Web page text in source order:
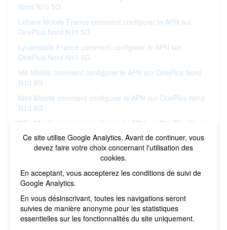
Ce site utilise Google Analytics. Avant de continuer, vous
devez faire votre choix concernant l'utilisation des
cookies.
En acceptant, vous accepterez les conditions de suivi de
Google Analytics.
En vous désinscrivant, toutes les navigations seront
suivies de manière anonyme pour les statistiques
essentielles sur les fonctionnalités du site uniquement.
Nord N10 5G
Lebara Mobile France comment configurer le APN sur
OnePlus Nord N10 5G
Lycamobile France comment configurer le APN sur
OnePlus Nord N10 5G
M6 Mobile comment configurer le APN sur OnePlus Nord
N10 5G
Mint Mobile comment configurer le APN sur OnePlus Nord
N10 5G
NRJ Mobile comment configurer le APN sur OnePlus Nord
N10 5G
NordNet comment configurer le APN sur OnePlus Nord
Prixtel comment configurer le APN sur OnePlus Nord N10
5G
RED comment configurer le APN sur OnePlus Nord N10
5G
Reglo Mobile comment configurer le APN sur OnePlus